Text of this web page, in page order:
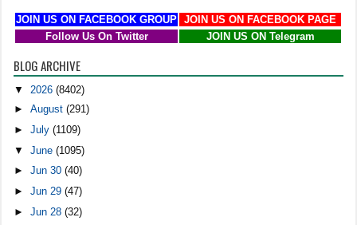
JOIN US ON FACEBOOK GROUP
JOIN US ON FACEBOOK PAGE
Follow Us On Twitter
JOIN US ON Telegram
BLOG ARCHIVE
▼ 2026(8402)
►August(291)
►July(1109)
▼June(1095)
►Jun 30(40)
►Jun 29(47)
►Jun 28(32)